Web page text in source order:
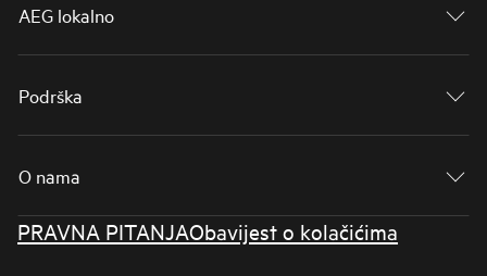
AEG lokalno
Podrška
O nama
PRAVNA PITANJAObavijest o kolačićima